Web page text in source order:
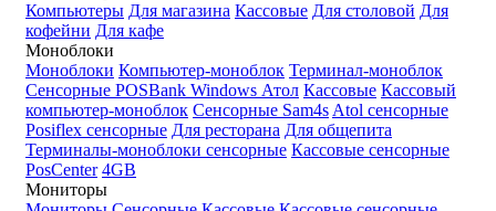
Компьютеры Для магазина Кассовые Для столовой Для
кофейни Для кафе
Моноблоки
Моноблоки Компьютер-моноблок Терминал-моноблок
Сенсорные POSBank Windows Атол Кассовые Кассовый
компьютер-моноблок Сенсорные Sam4s Atol сенсорные
Posiflex сенсорные Для ресторана Для общепита
Терминалы-моноблоки сенсорные Кассовые сенсорные
PosCenter 4GB
Мониторы